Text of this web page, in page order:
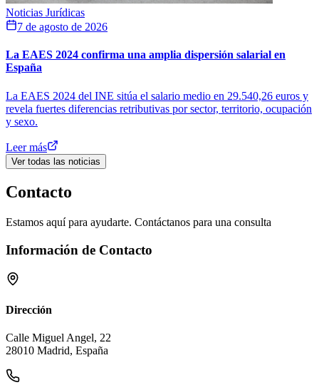
Noticias Jurídicas
7 de agosto de 2026
La EAES 2024 confirma una amplia dispersión salarial en
España
La EAES 2024 del INE sitúa el salario medio en 29.540,26 euros y
revela fuertes diferencias retributivas por sector, territorio, ocupación
y sexo.
Leer más
Ver todas las noticias
Contacto
Estamos aquí para ayudarte. Contáctanos para una consulta
Información de Contacto
Dirección
Calle Miguel Angel, 22
28010 Madrid, España